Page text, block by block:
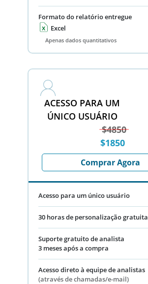
Formato do relatório entregue
Excel
Apenas dados quantitativos
ACESSO PARA UM
ÚNICO USUÁRIO
$4850
$1850
Comprar Agora
Acesso para um único usuário
30 horas de personalização gratuita
Suporte gratuito de analista
3 meses após a compra
Acesso direto à equipe de analistas
(através de chamadas/e-mail)